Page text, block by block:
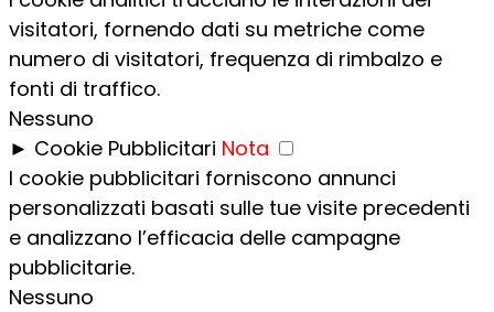
visitatori, fornendo dati su metriche come
numero di visitatori, frequenza di rimbalzo e
fonti di traffico.
Nessuno
► Cookie Pubblicitari Nota
I cookie pubblicitari forniscono annunci
personalizzati basati sulle tue visite precedenti
e analizzano l’efficacia delle campagne
pubblicitarie.
Nessuno